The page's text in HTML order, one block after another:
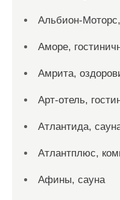
Альбион-
Аморе,
Амрита,
Арт-отель,
Атлантида,
Атлантплюс,
Афины, сауна